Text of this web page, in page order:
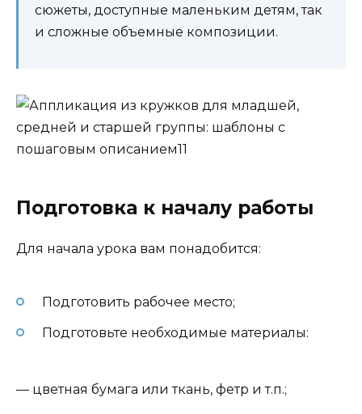
сюжеты, доступные маленьким детям, так
и сложные объемные композиции.
Подготовка к началу работы
Для начала урока вам понадобится:
Подготовить рабочее место;
Подготовьте необходимые материалы:
— цветная бумага или ткань, фетр и т.п.;